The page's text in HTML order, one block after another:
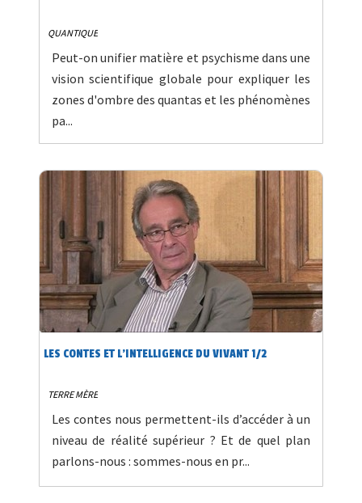
QUANTIQUE
Peut-on unifier matière et psychisme dans une
vision scientifique globale pour expliquer les
zones d'ombre des quantas et les phénomènes
pa...
LES CONTES ET L'INTELLIGENCE DU VIVANT 1/2
TERRE MÈRE
Les contes nous permettent-ils d’accéder à un
niveau de réalité supérieur ? Et de quel plan
parlons-nous : sommes-nous en pr...